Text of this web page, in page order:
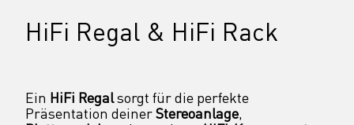
HiFi Regal & HiFi Rack
Ein HiFi Regal sorgt für die perfekte
Präsentation deiner Stereoanlage